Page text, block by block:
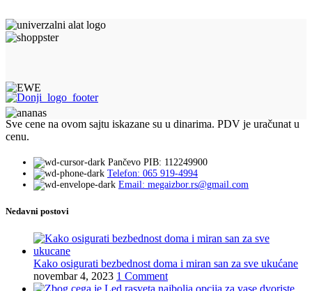
Sve cene na ovom sajtu iskazane su u dinarima. PDV je uračunat u
cenu.
Pančevo PIB: 112249900
Telefon: 065 919-4994
Email: megaizbor.rs@gmail.com
Nedavni postovi
Kako osigurati bezbednost doma i miran san za sve ukućane
novembar 4, 2023 1 Comment